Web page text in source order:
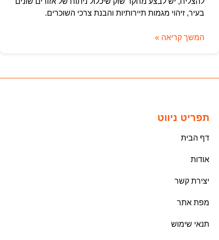
בעיר, זיהוי מגמות תיירותיות והבנת צרכי השוכרים.
המשך קריאה »
תפריט ניווט
דף הבית
אודות
יצירת קשר
מפת אתר
תנאי שימוש